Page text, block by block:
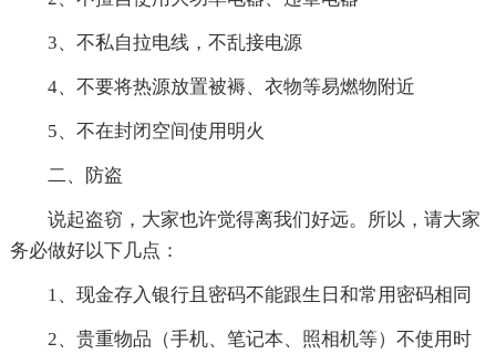
3、不私自拉电线，不乱接电源
4、不要将热源放置被褥、衣物等易燃物附近
5、不在封闭空间使用明火
二、防盗
说起盗窃，大家也许觉得离我们好远。所以，请大家
务必做好以下几点：
1、现金存入银行且密码不能跟生日和常用密码相同
2、贵重物品（手机、笔记本、照相机等）不使用时